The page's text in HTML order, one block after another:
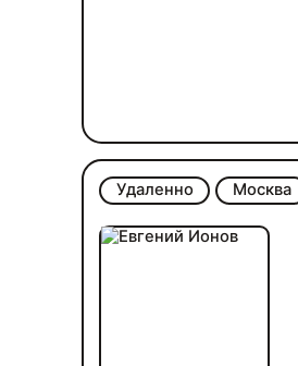
Удаленно Москва